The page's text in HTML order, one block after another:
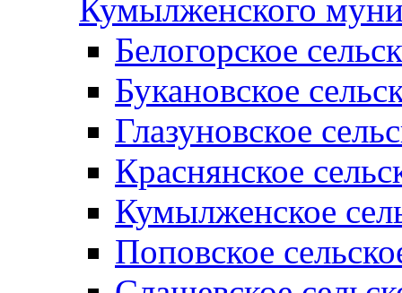
Кумылженского
Белогорское
Букановское
Глазуновское
Краснянское
Кумылженское
Поповское